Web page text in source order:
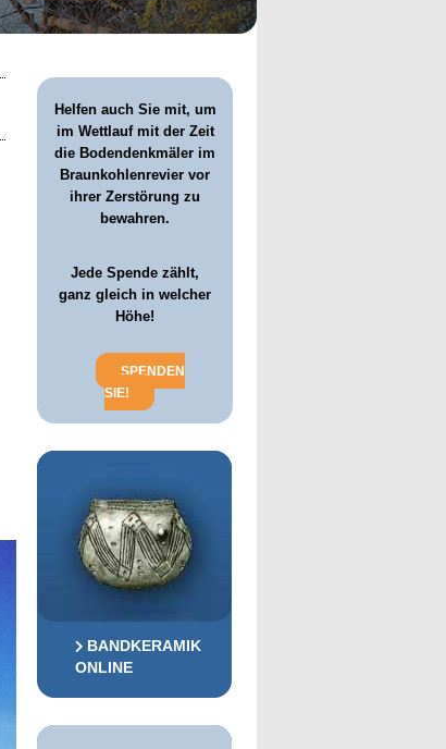
Helfen auch Sie mit, um
im Wettlauf mit der Zeit
die Bodendenkmäler im
Braunkohlenrevier vor
ihrer Zerstörung zu
bewahren.
Jede Spende zählt,
ganz gleich in welcher
Höhe!
SPENDEN
SIE!
BANDKERAMIK
ONLINE